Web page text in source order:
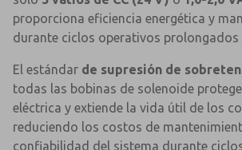
proporciona eficiencia energética y
durante ciclos operativos prolongados
El estándar de supresión de
todas las bobinas de solenoide
eléctrica y extiende la vida útil de los
reduciendo los costos de
confiabilidad del sistema durante